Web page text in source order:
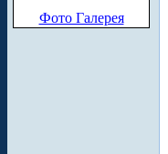
Фото Галерея